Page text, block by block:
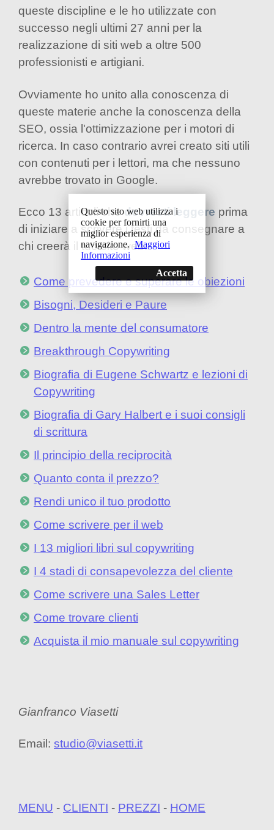
queste discipline e le ho utilizzate con
successo negli ultimi 27 anni per la
realizzazione di siti web a oltre 500
professionisti e artigiani.
Ovviamente ho unito alla conoscenza di
queste materie anche la conoscenza della
SEO, ossia l'ottimizzazione per i motori di
ricerca. In caso contrario avrei creato siti utili
con contenuti per i lettori, ma che nessuno
avrebbe trovato in Google.
Ecco 13 articoli chedovresti leggere prima
di iniziare a scrivere i testi da consegnare a
chi creerà il tuo sito web:
Come prevedere e superare le obiezioni
Bisogni, Desideri e Paure
Dentro la mente del consumatore
Breakthrough Copywriting
Biografia di Eugene Schwartz e lezioni di
Copywriting
Biografia di Gary Halbert e i suoi consigli
di scrittura
Il principio della reciprocità
Quanto conta il prezzo?
Rendi unico il tuo prodotto
Come scrivere per il web
I 13 migliori libri sul copywriting
I 4 stadi di consapevolezza del cliente
Come scrivere una Sales Letter
Come trovare clienti
Acquista il mio manuale sul copywriting
Gianfranco Viasetti
Email: studio@viasetti.it
MENU - CLIENTI - PREZZI - HOME
Questo sito web utilizza i
cookie per fornirti una
miglior esperienza di
navigazione. Maggiori
Informazioni
Accetta